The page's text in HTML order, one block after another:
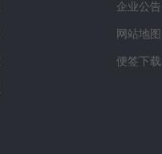
企业公告
网站地图
便签下载